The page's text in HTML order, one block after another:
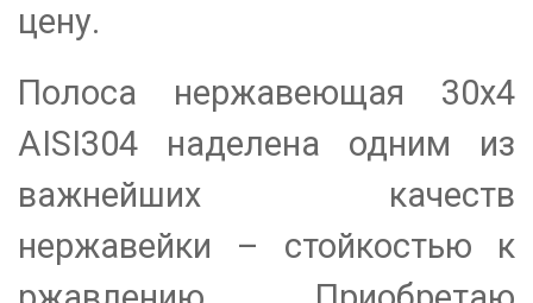
цену.
Полоса нержавеющая 30х4
AISI304 наделена одним из
важнейших качеств
нержавейки – стойкостью к